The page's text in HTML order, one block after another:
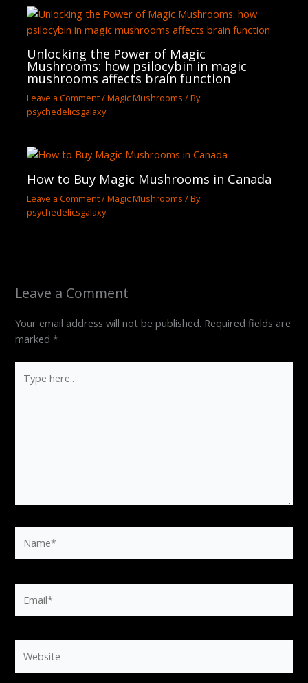
Unlocking the Power of Magic
Mushrooms: how psilocybin in magic
mushrooms affects brain function
Leave a Comment/Magic Mushrooms / By
psychedelicsgalaxy
How to Buy Magic Mushrooms in Canada
Leave a Comment/Magic Mushrooms / By
psychedelicsgalaxy
Leave a Comment
Your email address will not be published. Required fields are
marked*
here..